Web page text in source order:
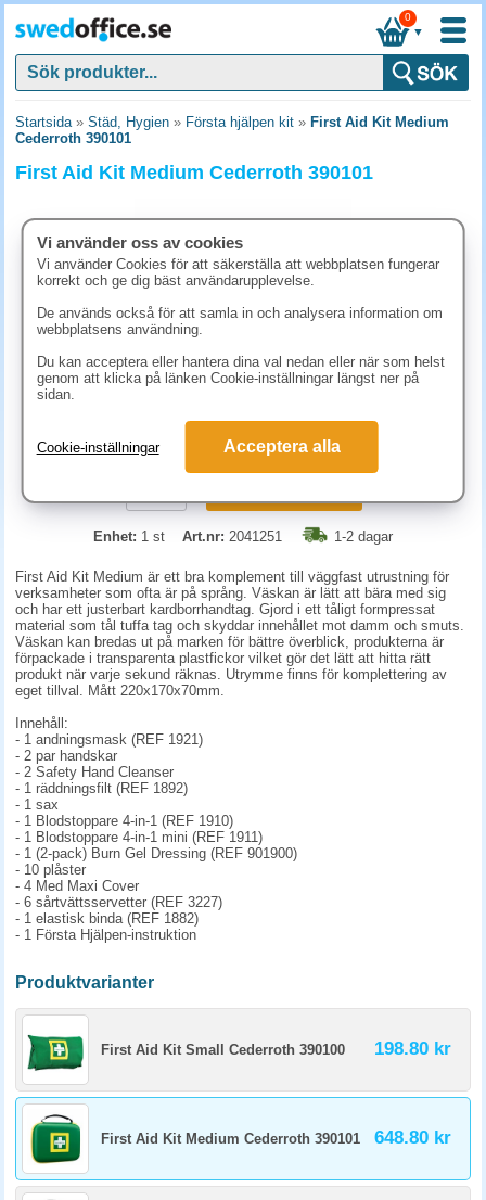
▼
0
Startsida» Städ, Hygien » Första hjälpen kit » First Aid Kit Medium
Cederroth 390101
First Aid Kit Medium Cederroth 390101
648.80 kr (inkl. moms)
Enhet: 1 st Art.nr: 2041251 1-2 dagar
First Aid Kit Medium är ett bra komplement till väggfast utrustning för
verksamheter som ofta är på språng. Väskan är lätt att bära med sig
och har ett justerbart kardborrhandtag. Gjord i ett tåligt formpressat
material som tål tuffa tag och skyddar innehållet mot damm och smuts.
Väskan kan bredas ut på marken för bättre överblick, produkterna är
förpackade i transparenta plastfickor vilket gör det lätt att hitta rätt
produkt när varje sekund räknas. Utrymme finns för komplettering av
eget tillval. Mått 220x170x70mm.
Innehåll:
- 1 andningsmask (REF 1921)
- 2 par handskar
- 2 Safety Hand Cleanser
- 1 räddningsfilt (REF 1892)
- 1 sax
- 1 Blodstoppare 4-in-1 (REF 1910)
- 1 Blodstoppare 4-in-1 mini (REF 1911)
- 1 (2-pack) Burn Gel Dressing (REF 901900)
- 10 plåster
- 4 Med Maxi Cover
- 6 sårtvättsservetter (REF 3227)
- 1 elastisk binda (REF 1882)
- 1 Första Hjälpen-instruktion
Produktvarianter
First Aid Kit Small Cederroth 390100 198.80 kr
First Aid Kit Medium Cederroth 390101 648.80 kr
Vi använder oss av cookies
Vi använder Cookies för att säkerställa att webbplatsen fungerar
korrekt och ge dig bäst användarupplevelse.
De används också för att samla in och analysera information om
webbplatsens användning.
Du kan acceptera eller hantera dina val nedan eller när som helst
genom att klicka på länken Cookie-inställningar längst ner på
sidan.
Cookie-inställningar Acceptera alla